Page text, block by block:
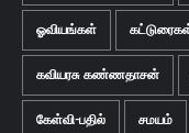
ஓவியங்கள்
கவியரசு கண்ணதாசன்
கேள்வி-பதில் சமயம்